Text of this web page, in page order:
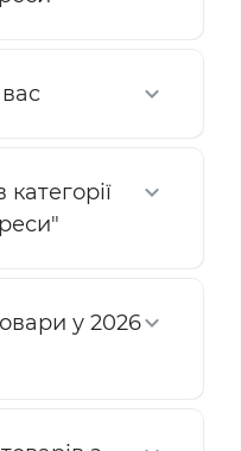
різні речі одягу:
такі як пляшки,
використаний також
– такий
варто за необхідності
типи предметів,
у 2026